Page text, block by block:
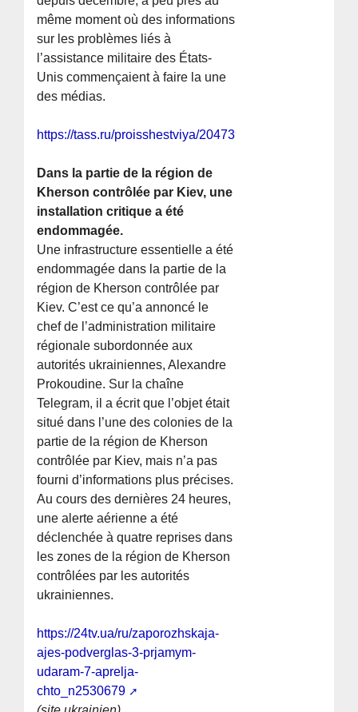
même moment où des informations
sur les problèmes liés à
l’assistance militaire des États-
Unis commençaient à faire la une
des médias.
https://tass.ru/proisshestviya/20473931
Dans la partie de la région de
Kherson contrôlée par Kiev, une
installation critique a été
endommagée.
Une infrastructure essentielle a été
endommagée dans la partie de la
région de Kherson contrôlée par
Kiev. C’est ce qu’a annoncé le
chef de l’administration militaire
régionale subordonnée aux
autorités ukrainiennes, Alexandre
Prokoudine. Sur la chaîne
Telegram, il a écrit que l’objet était
situé dans l’une des colonies de la
partie de la région de Kherson
contrôlée par Kiev, mais n’a pas
fourni d’informations plus précises.
Au cours des dernières 24 heures,
une alerte aérienne a été
déclenchée à quatre reprises dans
les zones de la région de Kherson
contrôlées par les autorités
ukrainiennes.
https://24tv.ua/ru/zaporozhskaja-
ajes-podverglas-3-prjamym-
udaram-7-aprelja-
chto_n2530679